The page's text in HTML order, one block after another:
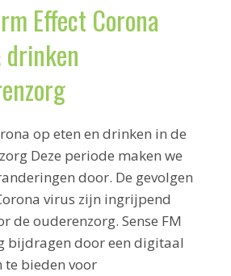
Effect Corona
op eten en drinken in de
Deze periode maken we
door. De gevolgen
virus zijn ingrijpend
de ouderenzorg. Sense FM
bijdragen door een digitaal
bieden voor